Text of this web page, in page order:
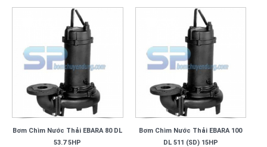
Bơm Chìm Nước Thải EBARA 80 DL
53.7 5HP
Bơm Chìm Nước Thải EBARA 100
DL 511 (SD) 15HP